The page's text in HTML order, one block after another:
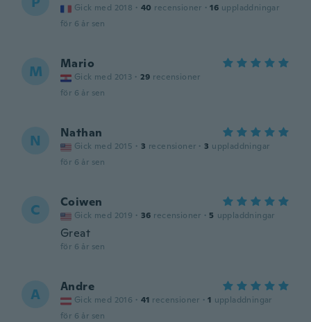
Gick med 2018 · 40 recensioner · 16 uppladdningar
för 6 år sen
M Mario
Gick med 2013 · 29 recensioner
för 6 år sen
N Nathan
Gick med 2015 · 3 recensioner · 3 uppladdningar
för 6 år sen
C Coiwen
Gick med 2019 · 36 recensioner · 5 uppladdningar
Great
för 6 år sen
A Andre
Gick med 2016 · 41 recensioner · 1 uppladdningar
för 6 år sen